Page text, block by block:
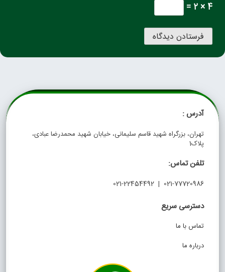
4 × 2 =
آدرس :
تهران، بزرگراه شهید قاسم سلیمانی، خیابان شهید محمدرضا عبادی،
پلاک1
تلفن تماس:
021-77720986 | 021-22454492
دسترسی سریع
تماس با ما
درباره ما